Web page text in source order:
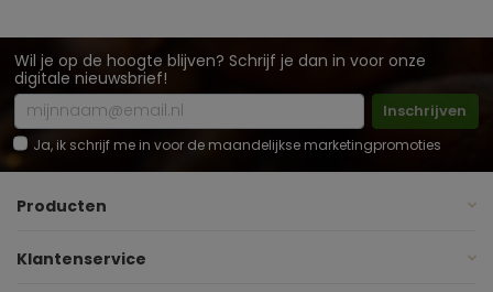
Wil je op de hoogte blijven? Schrijf je dan in voor onze
digitale nieuwsbrief!
Inschrijven
Ja, ik schrijf me in voor de maandelijkse marketingpromoties
Producten
Klantenservice